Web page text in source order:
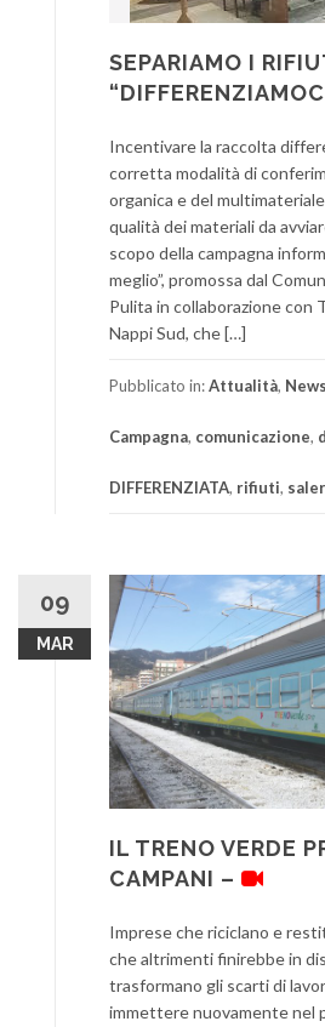
SEPARIAMO I
Incentivare la raccolta
corretta modalità di
organica e del
qualità dei materiali da
scopo della campagna
meglio”, promossa dal
Pulita in collaborazione con
Nappi Sud, che […]
Pubblicato in:Attualità,
Campagna, comunicazione,
DIFFERENZIATA, rifiuti,
09
MAR
IL TRENO VERDE
CAMPANI –
Imprese che riciclano e
che altrimenti finirebbe in
trasformano gli scarti di
immettere nuovamente nel